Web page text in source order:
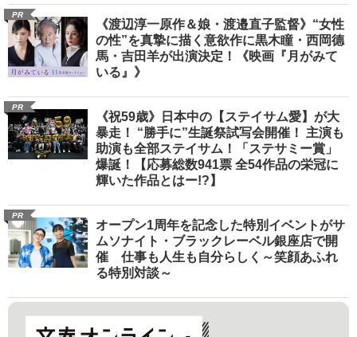
PR
《渡辺淳一原作＆娘・渡邉直子監督》“女性
の性”を真摯に描く意欲作に黒木瞳・西岡德
馬・吉田羊が出演決定！《映画『月がみて
いる』》
PR
《祝59歳》日本中の【ステイサム愛】が大
暴走！ “勝手に”生誕祭試写会開催！ 主演も
助演も全部ステイサム！「ステサミー賞」
爆誕！【応募総数941票 全54作品の栄冠に
輝いた作品とはー!?】
PR
オープン1周年を記念した特別イベントがサ
ムソナイト・ブラックレーベル銀座店で開
催 仕事も人生も自分らしく～笑顔あふれ
る特別対談～